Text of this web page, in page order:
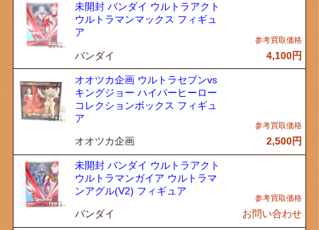
未開封 バンダイ ウルトラアクト
ウルトラマンマックス フィギュ
ア
バンダイ 4,100円
オオツカ企画 ウルトラセブンvs
キングジョー ハイパーヒーロー
コレクションボックス フィギュ
ア
オオツカ企画 2,500円
未開封 バンダイ ウルトラアクト
ウルトラマンガイア ウルトラマ
ンアグル(V2) フィギュア
バンダイ お問い合わせ